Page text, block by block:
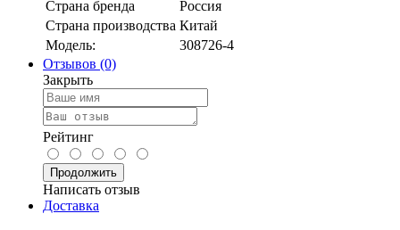
Страна бренда
Россия
Страна производства Китай
Модель:
308726-4
Отзывов (0)
Закрыть
Рейтинг
Продолжить
Написать отзыв
Доставка